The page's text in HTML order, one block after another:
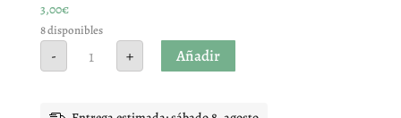
3,00€
8 disponibles
-
HARIBO
CARACOL
cantidad
+ Añadir